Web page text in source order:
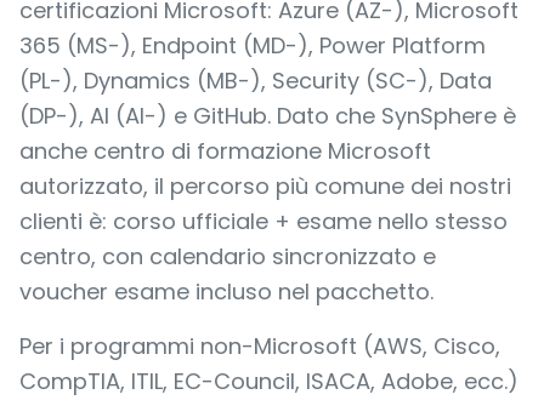
certificazioni Microsoft: Azure (AZ-), Microsoft
365 (MS-), Endpoint (MD-), Power Platform
(PL-), Dynamics (MB-), Security (SC-), Data
(DP-), AI (AI-) e GitHub. Dato che SynSphere è
anche centro di formazione Microsoft
autorizzato, il percorso più comune dei nostri
clienti è: corso ufficiale + esame nello stesso
centro, con calendario sincronizzato e
voucher esame incluso nel pacchetto.
Per i programmi non-Microsoft (AWS, Cisco,
CompTIA, ITIL, EC-Council, ISACA, Adobe, ecc.)